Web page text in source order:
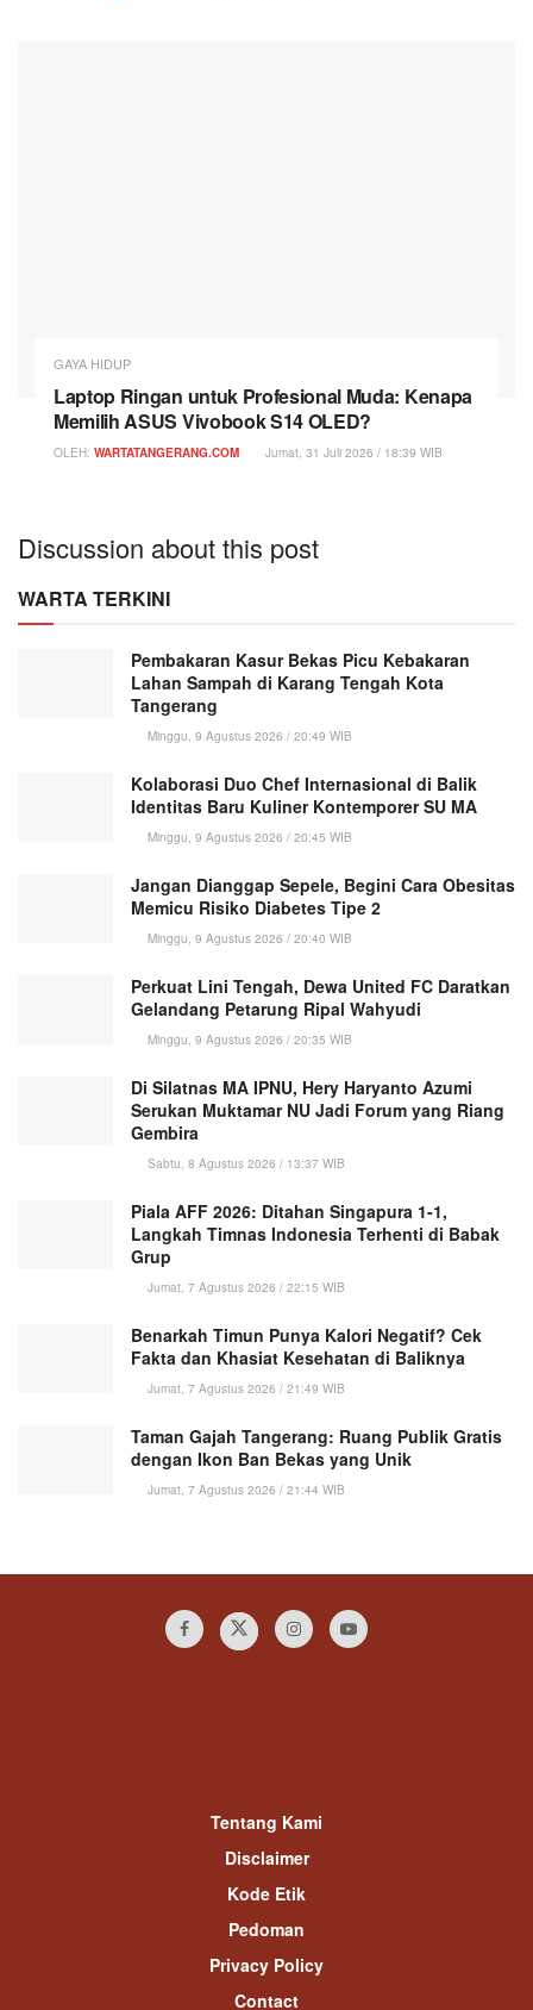
GAYA HIDUP
Laptop Ringan untuk Profesional Muda: Kenapa
Memilih ASUS Vivobook S14 OLED?
OLEH: WARTATANGERANG.COM Jumat, 31 Juli 2026 / 18:39 WIB
Discussion about this post
WARTA TERKINI
Pembakaran Kasur Bekas Picu Kebakaran
Lahan Sampah di Karang Tengah Kota
Tangerang
Minggu, 9 Agustus 2026 / 20:49 WIB
Kolaborasi Duo Chef Internasional di Balik
Identitas Baru Kuliner Kontemporer SU MA
Minggu, 9 Agustus 2026 / 20:45 WIB
Jangan Dianggap Sepele, Begini Cara Obesitas
Memicu Risiko Diabetes Tipe 2
Minggu, 9 Agustus 2026 / 20:40 WIB
Perkuat Lini Tengah, Dewa United FC Daratkan
Gelandang Petarung Ripal Wahyudi
Minggu, 9 Agustus 2026 / 20:35 WIB
Di Silatnas MA IPNU, Hery Haryanto Azumi
Serukan Muktamar NU Jadi Forum yang Riang
Gembira
Sabtu, 8 Agustus 2026 / 13:37 WIB
Piala AFF 2026: Ditahan Singapura 1-1,
Langkah Timnas Indonesia Terhenti di Babak
Grup
Jumat, 7 Agustus 2026 / 22:15 WIB
Benarkah Timun Punya Kalori Negatif? Cek
Fakta dan Khasiat Kesehatan di Baliknya
Jumat, 7 Agustus 2026 / 21:49 WIB
Taman Gajah Tangerang: Ruang Publik Gratis
dengan Ikon Ban Bekas yang Unik
Jumat, 7 Agustus 2026 / 21:44 WIB
Tentang Kami
Disclaimer
Kode Etik
Pedoman
Privacy Policy
Contact